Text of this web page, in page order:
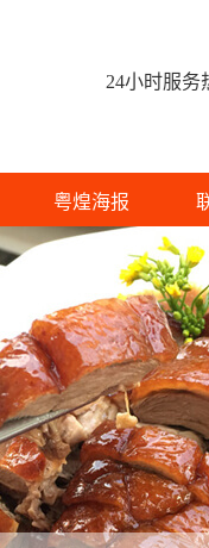
24小时服务
粤煌海报